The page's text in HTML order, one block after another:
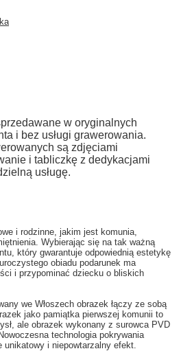
w oryginalnych
i bez usługi grawerowania.
są zdjęciami
i tabliczkę z dedykacjami
usługę.
i rodzinne, jakim jest komunia,
Wybierając się na tak ważną
który gwarantuje odpowiednią estetykę
obiadu podarunek ma
i przypominać dziecku o bliskich
we Włoszech obrazek łączy ze sobą
jako pamiątka pierwszej komunii to
ale obrazek wykonany z surowca PVD
technologia pokrywania
i niepowtarzalny efekt.